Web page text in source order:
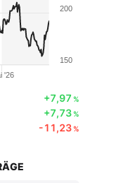
'26
150
200
+7,97 %
+7,73%
-11,23%